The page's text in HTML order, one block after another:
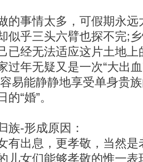
事情太多，可假期永远
似乎三头六臂也探不完;
已经无法适应这片土地
过年无疑又是一次“大出
易能静静地享受单身贵
“婚”。
-形成原因：
出息，更孝敬，当然是
儿女们能够孝敬的惟一